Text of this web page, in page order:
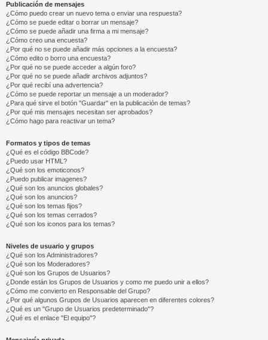
Publicación de mensajes
¿Cómo puedo crear un nuevo tema o enviar una respuesta?
¿Cómo se puede editar o borrar un mensaje?
¿Cómo se puede añadir una firma a mi mensaje?
¿Cómo creo una encuesta?
¿Por qué no se puede añadir más opciones a la encuesta?
¿Cómo edito o borro una encuesta?
¿Por qué no se puede acceder a algún foro?
¿Por qué no se puede añadir archivos adjuntos?
¿Por qué recibí una advertencia?
¿Cómo se puede reportar un mensaje a un moderador?
¿Para qué sirve el botón "Guardar" en la publicación de temas?
¿Por qué mis mensajes necesitan ser aprobados?
¿Cómo hago para reactivar un tema?
Formatos y tipos de temas
¿Qué es el código BBCode?
¿Puedo usar HTML?
¿Qué son los emoticonos?
¿Puedo publicar imagenes?
¿Qué son los anuncios globales?
¿Qué son los anuncios?
¿Qué son los temas fijos?
¿Qué son los temas cerrados?
¿Qué son los iconos para los temas?
Niveles de usuario y grupos
¿Qué son los Administradores?
¿Qué son los Moderadores?
¿Qué son los Grupos de Usuarios?
¿Donde están los Grupos de Usuarios y como me puedo unir a ellos?
¿Cómo me convierto en Responsable del Grupo?
¿Por qué algunos Grupos de Usuarios aparecen en diferentes colores?
¿Qué es un "Grupo de Usuarios predeterminado"?
¿Qué es el enlace "El equipo"?